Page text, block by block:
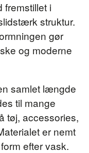
fremstillet i
struktur.
gør
og moderne
samlet længde
til mange
tøj, accessories,
er nemt
efter vask.